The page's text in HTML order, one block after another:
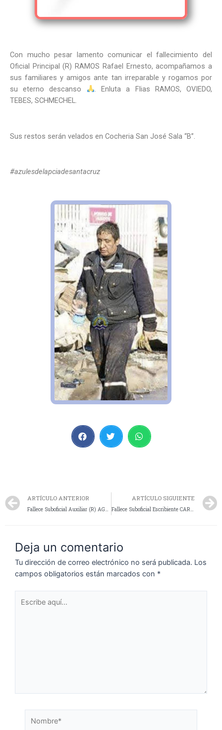
Con mucho pesar lamento comunicar el fallecimiento del
Oficial Principal (R) RAMOS Rafael Ernesto, acompañamos a
sus familiares y amigos ante tan irreparable y rogamos por
su eterno descanso
. Enluta a Flias RAMOS, OVIEDO,
TEBES, SCHMECHEL.
Sus restos serán velados en Cocheria San José Sala “B”.
#azulesdelapciadesantacruz
ARTÍCULO ANTERIOR
Fallece Suboficial Auxiliar (R) AGUILAR Ramón Abelardo
ARTÍCULO SIGUIENTE
Fallece Suboficial Escribiente CARRILLO PAULA ANDREA
Deja un comentario
Tu dirección de correo electrónico no será publicada. Los
campos obligatorios están marcados con *